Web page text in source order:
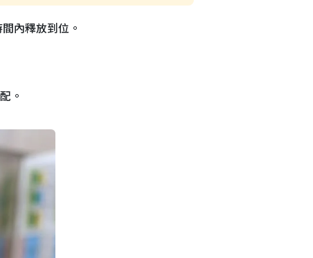
內釋放到位。
。